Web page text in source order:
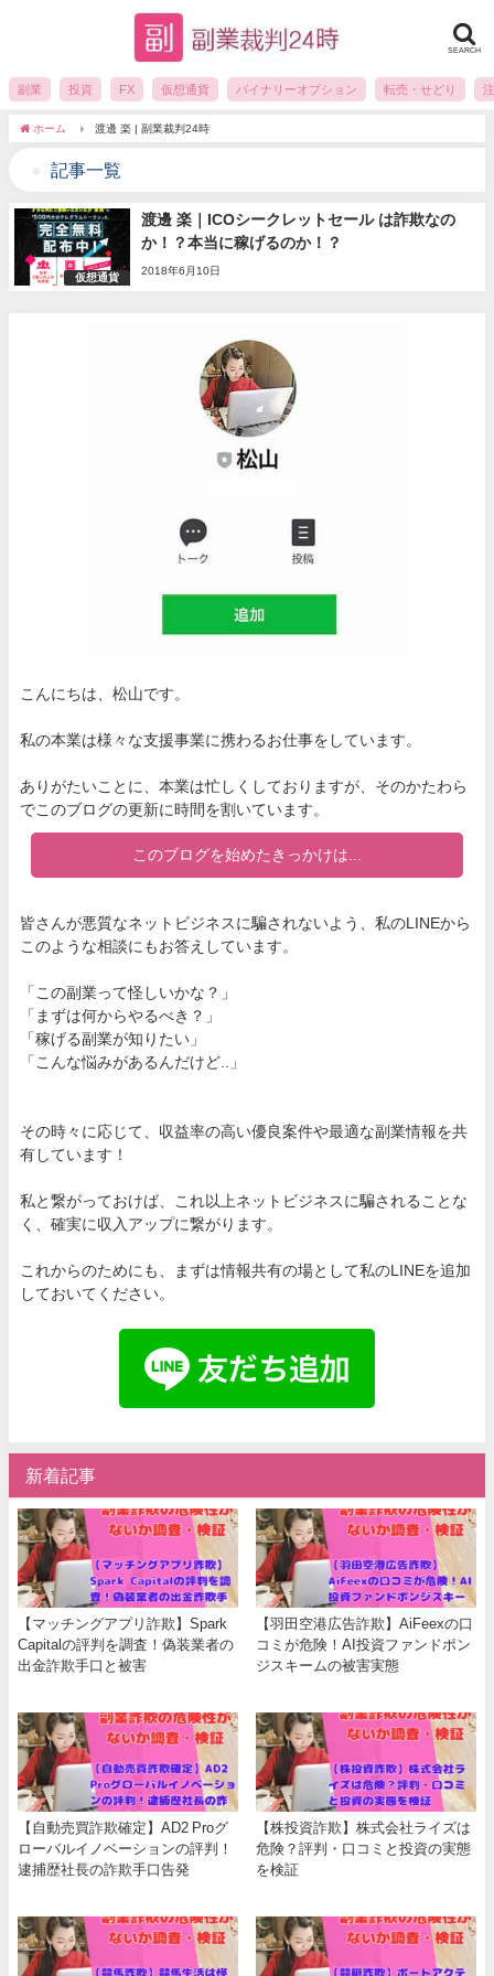
SEARCH
副業 投資 FX 仮想通貨 バイナリーオプション 転売・せどり
ホーム 渡邊 楽 | 副業裁判24時
記事一覧
仮想通貨
渡邊 楽｜ICOシークレットセール は詐欺なの
か！？本当に稼げるのか！？
2018年6月10日
こんにちは、松山です。
私の本業は様々な支援事業に携わるお仕事をしています。
ありがたいことに、本業は忙しくしておりますが、そのかたわら
でこのブログの更新に時間を割いています。
このブログを始めたきっかけは...
皆さんが悪質なネットビジネスに騙されないよう、私のLINEから
このような相談にもお答えしています。
「この副業って怪しいかな？」
「まずは何からやるべき？」
「稼げる副業が知りたい」
「こんな悩みがあるんだけど..」
その時々に応じて、収益率の高い優良案件や最適な副業情報を共
有しています！
私と繋がっておけば、これ以上ネットビジネスに騙されることな
く、確実に収入アップに繋がります。
これからのためにも、まずは情報共有の場として私のLINEを追加
しておいてください。
新着記事
【マッチングアプリ詐欺】Spark
Capitalの評判を調査！偽装業者の
出金詐欺手口と被害
【羽田空港広告詐欺】AiFeexの口
コミが危険！AI投資ファンドポン
ジスキームの被害実態
【自動売買詐欺確定】AD2 Proグ
ローバルイノベーションの評判！
逮捕歴社長の詐欺手口告発
【株投資詐欺】株式会社ライズは
危険？評判・口コミと投資の実態
を検証